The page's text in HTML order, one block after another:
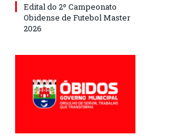
Edital do 2º Campeonato
Obidense de Futebol Master
2026